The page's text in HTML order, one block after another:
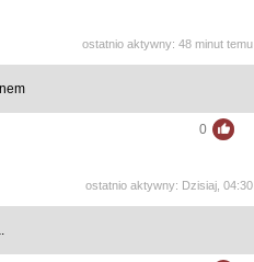
ostatnio aktywny: 48 minut temu
0
ostatnio aktywny: Dzisiaj, 04:30